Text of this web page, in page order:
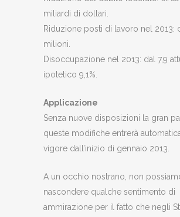
miliardi di dollari.
Riduzione posti di lavoro nel 2013:
milioni.
Disoccupazione nel 2013: dal 7,9
ipotetico 9,1%.
Applicazione
Senza nuove disposizioni la gran
queste modifiche entrerà
vigore dall’inizio di gennaio 2013.
A un occhio nostrano, non
nascondere qualche sentimento di
ammirazione per il fatto che negli